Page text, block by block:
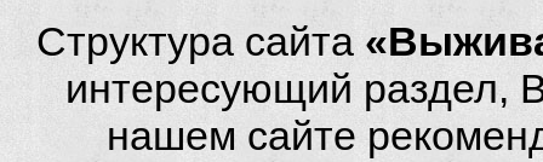
Структура сайта
интересующий раздел,
нашем сайте